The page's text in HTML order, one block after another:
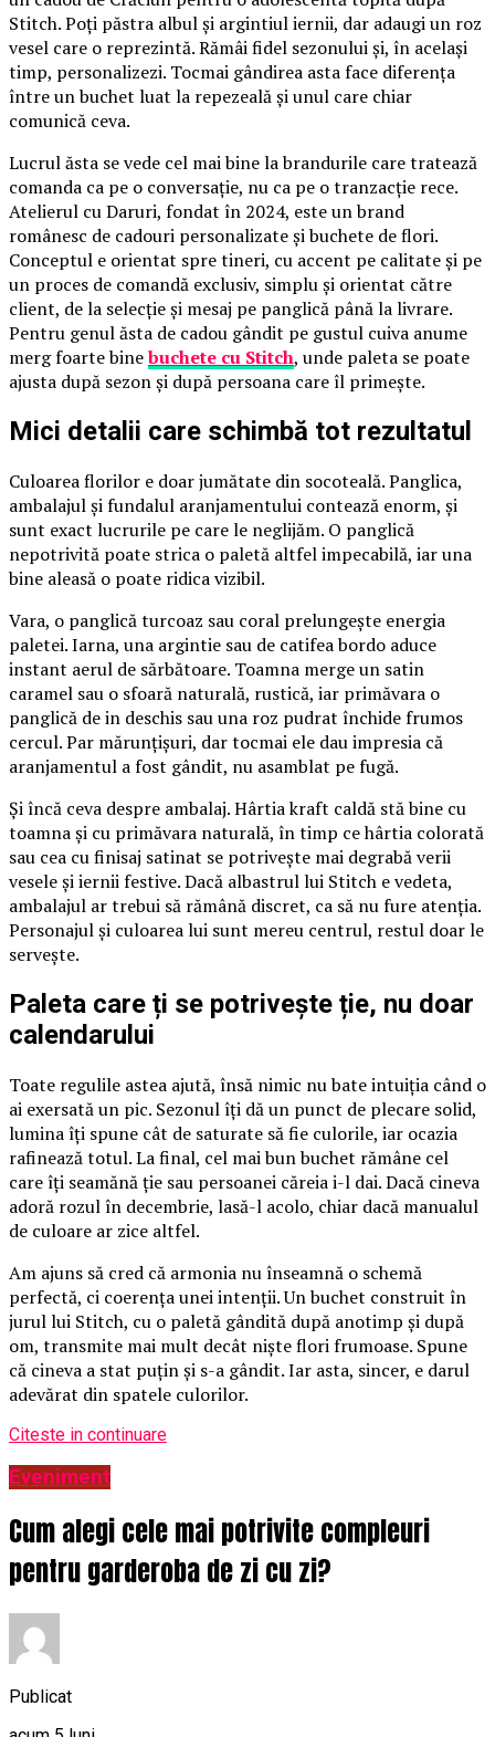
Stitch. Poți păstra albul și argintiul iernii, dar adaugi un roz
vesel care o reprezintă. Rămâi fidel sezonului și, în același
timp, personalizezi. Tocmai gândirea asta face diferența
între un buchet luat la repezeală și unul care chiar
comunică ceva.
Lucrul ăsta se vede cel mai bine la brandurile care tratează
comanda ca pe o conversație, nu ca pe o tranzacție rece.
Atelierul cu Daruri, fondat în 2024, este un brand
românesc de cadouri personalizate și buchete de flori.
Conceptul e orientat spre tineri, cu accent pe calitate și pe
un proces de comandă exclusiv, simplu și orientat către
client, de la selecție și mesaj pe panglică până la livrare.
Pentru genul ăsta de cadou gândit pe gustul cuiva anume
merg foarte binebuchete cu Stitch, unde paleta se poate
ajusta după sezon și după persoana care îl primește.
Mici detalii care schimbă tot rezultatul
Culoarea florilor e doar jumătate din socoteală. Panglica,
ambalajul și fundalul aranjamentului contează enorm, și
sunt exact lucrurile pe care le neglijăm. O panglică
nepotrivită poate strica o paletă altfel impecabilă, iar una
bine aleasă o poate ridica vizibil.
Vara, o panglică turcoaz sau coral prelungește energia
paletei. Iarna, una argintie sau de catifea bordo aduce
instant aerul de sărbătoare. Toamna merge un satin
caramel sau o sfoară naturală, rustică, iar primăvara o
panglică de in deschis sau una roz pudrat închide frumos
cercul. Par mărunțișuri, dar tocmai ele dau impresia că
aranjamentul a fost gândit, nu asamblat pe fugă.
Și încă ceva despre ambalaj. Hârtia kraft caldă stă bine cu
toamna și cu primăvara naturală, în timp ce hârtia colorată
sau cea cu finisaj satinat se potrivește mai degrabă verii
vesele și iernii festive. Dacă albastrul lui Stitch e vedeta,
ambalajul ar trebui să rămână discret, ca să nu fure atenția.
Personajul și culoarea lui sunt mereu centrul, restul doar le
servește.
Paleta care ți se potrivește ție, nu doar
calendarului
Toate regulile astea ajută, însă nimic nu bate intuiția când o
ai exersată un pic. Sezonul îți dă un punct de plecare solid,
lumina îți spune cât de saturate să fie culorile, iar ocazia
rafinează totul. La final, cel mai bun buchet rămâne cel
care îți seamănă ție sau persoanei căreia i-l dai. Dacă cineva
adoră rozul în decembrie, lasă-l acolo, chiar dacă manualul
de culoare ar zice altfel.
Am ajuns să cred că armonia nu înseamnă o schemă
perfectă, ci coerența unei intenții. Un buchet construit în
jurul lui Stitch, cu o paletă gândită după anotimp și după
om, transmite mai mult decât niște flori frumoase. Spune
că cineva a stat puțin și s-a gândit. Iar asta, sincer, e darul
adevărat din spatele culorilor.
Citeste in continuare
Eveniment
Cum alegi cele mai potrivite compleuri
pentru garderoba de zi cu zi?
Publicat